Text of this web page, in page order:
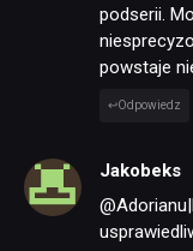
podserii.
powstaje
Odpowiedz
Jakobeks